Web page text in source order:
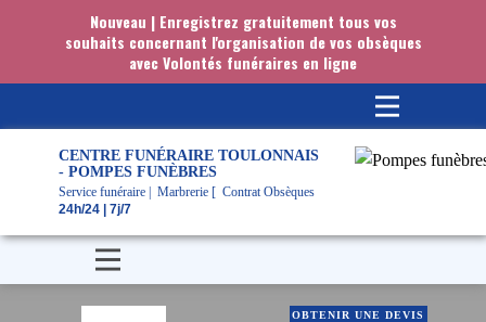
Nouveau | Enregistrez gratuitement tous vos
souhaits concernant l'organisation de vos obsèques
avec Volontés funéraires en ligne
CENTRE FUNÉRAIRE TOULONNAIS
- POMPES FUNÈBRES
Service funéraire | Marbrerie [ Contrat Obsèques
24h/24 | 7j/7
OBTENIR UNE DEVIS